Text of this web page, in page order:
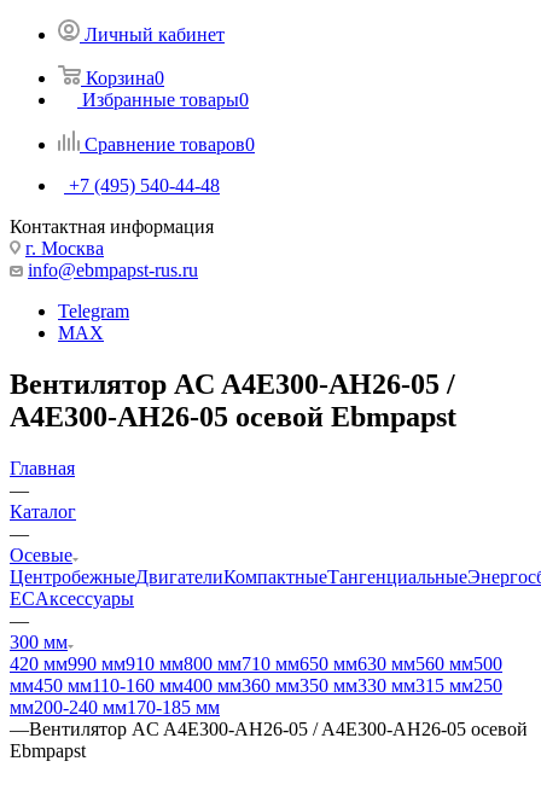
Личный кабинет
Корзина0
Избранные товары0
Сравнение товаров0
+7 (495) 540-44-48
Контактная информация
г. Москва
info@ebmpapst-rus.ru
Telegram
MAX
Вентилятор AC A4E300-AH26-05 /
A4E300-AH26-05 осевой Ebmpapst
Главная
—
Каталог
—
Осевые
ЦентробежныеДвигателиКомпактныеТангенциальные
ECАксессуары
—
300 мм
420 мм990 мм910 мм800 мм710 мм650 мм630 мм560 мм500
мм450 мм110-160 мм400 мм360 мм350 мм330 мм315 мм250
мм200-240 мм170-185 мм
—Вентилятор AC A4E300-AH26-05 / A4E300-AH26-05 осевой
Ebmpapst